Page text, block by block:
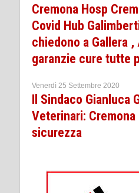
Cremona Hosp
Covid Hub
chiedono a Gallera ,
garanzie cure tutte
Venerdì 25 Settembre 2020
Il Sindaco Gianluca
Veterinari:
sicurezza